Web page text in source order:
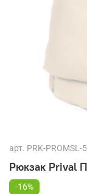
арт. PRK-PROMSL-
Рюкзак Prival
-16%